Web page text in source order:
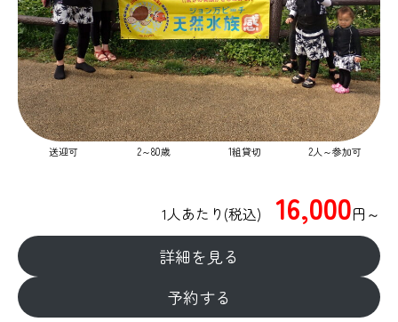
送迎可 2～80歳 1組貸切 2人～参加可
1人あたり(税込) 16,000円～
詳細を見る
予約する